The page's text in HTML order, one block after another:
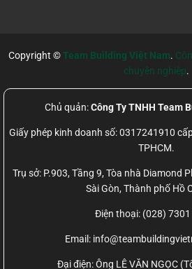
Copyright ©Team Building Việt Nam.
chuyên nghiệp.
Chủ quản:Công Ty TNHH Team
Giấy phép kinh doanh số: 0317241910
TPHCM.
Trụ sở: P.903, Tầng 9, Tòa nhà Diamond
Sài Gòn, Thành phố Hồ
Điện thoại: (028)
Email:
Đại điện: Ông LÊ VĂN NGỌC